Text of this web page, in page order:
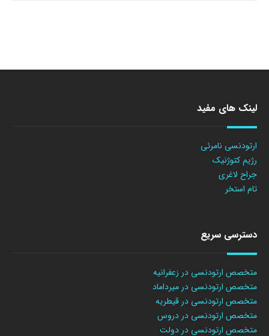
لینک های مفید
ارتودنسی نامرئی
رژیم کتوژنیک
جراح لاغری
تام استخر
دسترسی سریع
متخصص ارتودنسی در زعفرانیه
متخصص ارتودنسی در میرداماد
متخصص ارتودنسی در قیطریه
متخصص ارتودنسی در دروس
متخصص ارتودنسی در دولت